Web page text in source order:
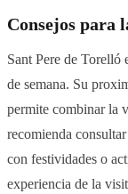
Consejos para
Sant Pere de Torelló
de semana. Su
permite combinar la
recomienda
con festividades o
experiencia de la